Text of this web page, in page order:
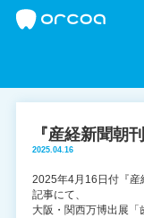
『産経新聞朝
2025.04.16
2025年4月16日付『産
記事にて、
大阪・関西万博出展「